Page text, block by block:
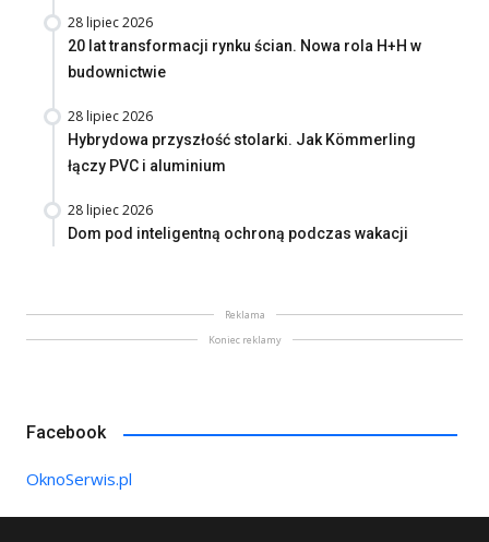
28 lipiec 2026
20 lat transformacji rynku ścian. Nowa rola H+H w
budownictwie
28 lipiec 2026
Hybrydowa przyszłość stolarki. Jak Kömmerling
łączy PVC i aluminium
28 lipiec 2026
Dom pod inteligentną ochroną podczas wakacji
Reklama
Koniec reklamy
Facebook
OknoSerwis.pl